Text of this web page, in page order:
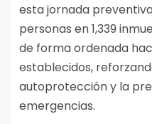
esta jornada
personas en 1,339
de forma ordenada
establecidos,
autoprotección y la
emergencias.